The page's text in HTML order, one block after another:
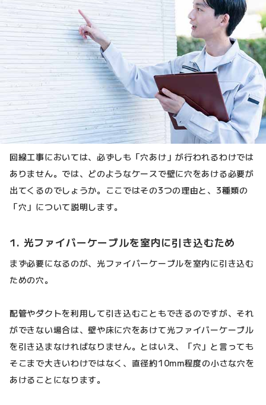
回線工事においては、必ずしも「穴あけ」が行われるわけでは
ありません。では、どのようなケースで壁に穴をあける必要が
出てくるのでしょうか。ここではその3つの理由と、3種類の
「穴」について説明します。
1. 光ファイバーケーブルを室内に引き込むため
まず必要になるのが、光ファイバーケーブルを室内に引き込む
ための穴。
配管やダクトを利用して引き込むこともできるのですが、それ
ができない場合は、壁や床に穴をあけて光ファイバーケーブル
を引き込まなければなりません。とはいえ、「穴」と言っても
そこまで大きいわけではなく、直径約10mm程度の小さな穴を
あけることになります。